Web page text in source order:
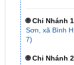
🌐 Chi Nhánh
Một, Tp.HCM
🌐 Chi Nhánh